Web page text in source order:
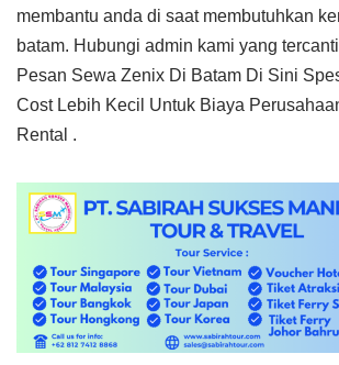
membantu anda di saat membutuhkan
batam. Hubungi admin kami yang
Pesan Sewa Zenix Di Batam Di Sini
Cost Lebih Kecil Untuk Biaya
Rental .